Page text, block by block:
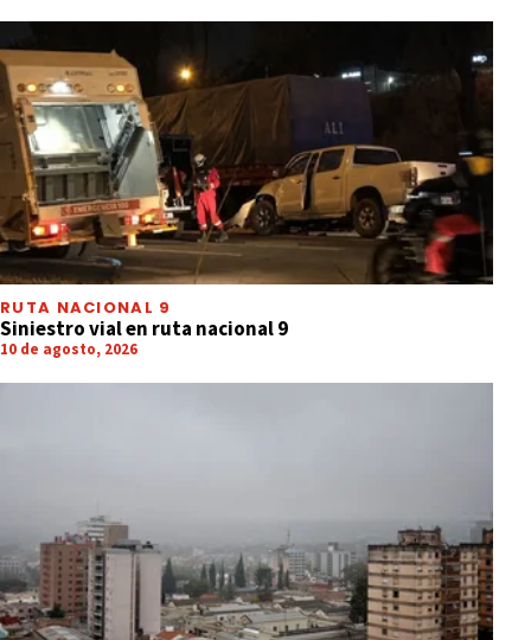
RUTA NACIONAL 9
Siniestro vial en ruta nacional 9
10 de agosto, 2026